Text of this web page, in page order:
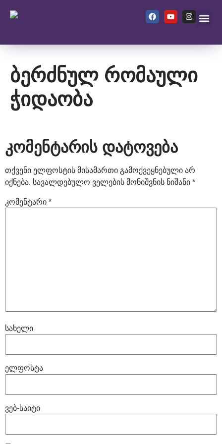
ბერძნულ რომაული
ჭიდაობა
კომენტარის დატოვება
თქვენი ელფოსტის მისამართი გამოქვეყნებული არ
იქნება. სავალდებულო ველების მონიშვნის ნიშანი *
კომენტარი *
სახელი
ელფოსტა
ვებ-საიტი